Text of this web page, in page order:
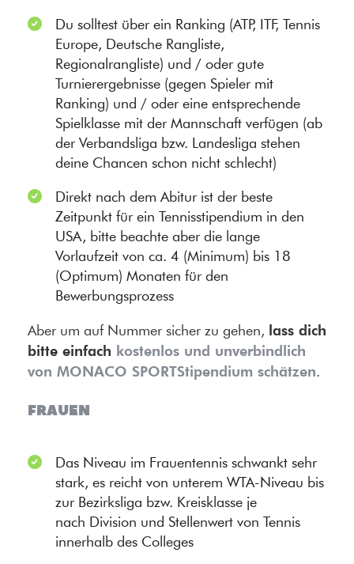
Du solltest über ein Ranking (ATP, ITF, Tennis
Europe, Deutsche Rangliste,
Regionalrangliste) und / oder gute
Turnierergebnisse (gegen Spieler mit
Ranking) und / oder eine entsprechende
Spielklasse mit der Mannschaft verfügen (ab
der Verbandsliga bzw. Landesliga stehen
deine Chancen schon nicht schlecht)
Direkt nach dem Abitur ist der beste
Zeitpunkt für ein Tennisstipendium in den
USA, bitte beachte aber die lange
Vorlaufzeit von ca. 4 (Minimum) bis 18
(Optimum) Monaten für den
Bewerbungsprozess
Aber um auf Nummer sicher zu gehen, lass dich
bitte einfach kostenlos und unverbindlich
von MONACO SPORTStipendium schätzen.
FRAUEN
Das Niveau im Frauentennis schwankt sehr
stark, es reicht von unterem WTA-Niveau bis
zur Bezirksliga bzw. Kreisklasse je
nach Division und Stellenwert von Tennis
innerhalb des Colleges